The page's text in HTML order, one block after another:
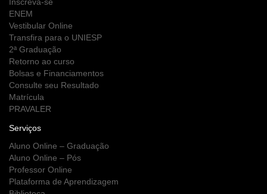
Inscreva-se
ENEM
Vestibular Online
Transfira para o UNIESP
2ª Graduação
Retorno ao curso
Bolsas e Financiamentos
Consulte seu Resultado
Matrícula
PRAVALER
Serviços
Aluno Online – Graduação
Aluno Online – Pós
Professor Online
Plataforma de Aprendizagem